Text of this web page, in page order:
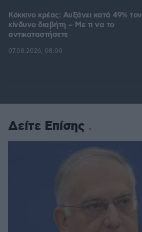
Κόκκινο κρέας: Αυξάνει κατά 49% τον
κίνδυνο διαβήτη – Με τι να το
αντικαταστήσετε
07.08.2026, 08:00
Δείτε Επίσης